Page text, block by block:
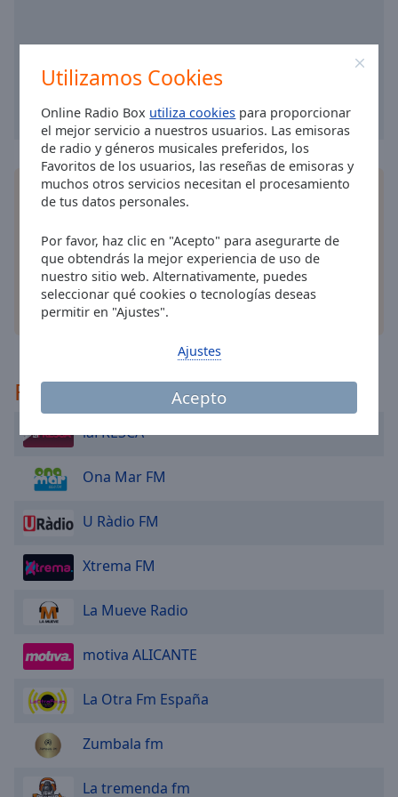
Utilizamos Cookies
Online Radio Box utiliza cookies para proporcionar
el mejor servicio a nuestros usuarios. Las emisoras
de radio y géneros musicales preferidos, los
Favoritos de los usuarios, las reseñas de emisoras y
muchos otros servicios necesitan el procesamiento
de tus datos personales.
Por favor, haz clic en "Acepto" para asegurarte de
que obtendrás la mejor experiencia de uso de
nuestro sitio web. Alternativamente, puedes
seleccionar qué cookies o tecnologías deseas
permitir en "Ajustes".
Acepto
Ajustes
close
window.
Opacity
Background
Caption
Color
Font
Size
Edge
Style
Font
Family
Instala laaplicacióngratis Online Radio Box para
su teléfono y escucha sus estaciones de radio en
línea favoritas dondequiera que esté!
otras opciones
Recomendado
laFRESCA
Ona Mar FM
U Ràdio FM
Xtrema FM
La Mueve Radio
motiva ALICANTE
La Otra Fm España
Zumbala fm
La tremenda fm